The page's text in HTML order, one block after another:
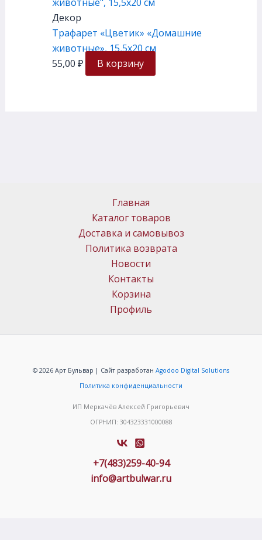
Декор
Трафарет «Цветик» «Домашние
животные», 15,5х20 см
55,00 ₽ В корзину
Главная
Каталог товаров
Доставка и самовывоз
Политика возврата
Новости
Контакты
Корзина
Профиль
© 2026 Арт Бульвар | Сайт разработан Agodoo Digital Solutions
Политика конфиденциальности
ИП Меркачёв Алексей Григорьевич
ОГРНИП: 304323331000088
+7(483)259-40-94
info@artbulwar.ru